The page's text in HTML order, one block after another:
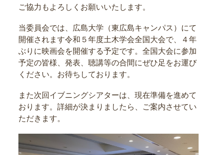
ご協力もよろしくお願いいたします。
当委員会では、広島大学（東広島キャンパス）にて
開催されます令和５年度土木学会全国大会で、４年
ぶりに映画会を開催する予定です。全国大会に参加
予定の皆様、発表、聴講等の合間にぜひ足をお運び
ください。お待ちしております。
また次回イブニングシアターは、現在準備を進めて
おります。詳細が決まりましたら、ご案内させてい
ただきます。